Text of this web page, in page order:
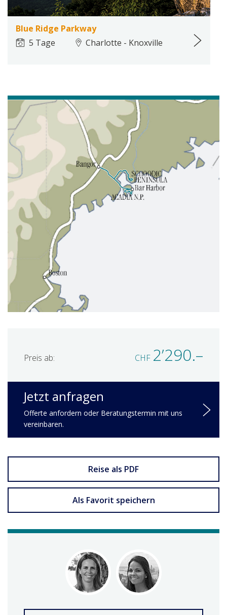
Blue Ridge Parkway
5 Tage
Charlotte - Knoxville
Preis ab: CHF 2’290.–
Jetzt anfragen
Offerte anfordern oder Beratungstermin mit uns
vereinbaren.
Reise als PDF
Als Favorit speichern